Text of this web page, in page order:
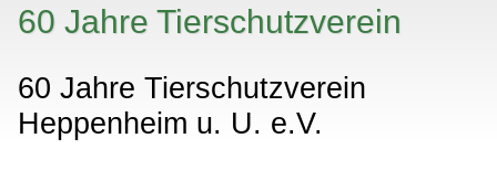
60 Jahre Tierschutzverein
60 Jahre Tierschutzverein
Heppenheim u. U. e.V.